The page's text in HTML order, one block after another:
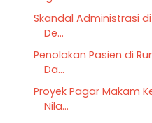
Skandal Administrasi
De...
Penolakan Pasien di
Da...
Proyek Pagar Makam
Nila...